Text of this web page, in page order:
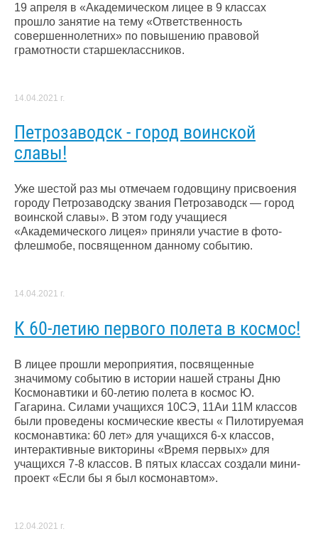
19 апреля в «Академическом лицее​ в 9 классах
прошло занятие на тему «Ответственность
совершеннолетних» по повышению правовой
грамотности старшеклассников.
14.04.2021 г.
Петрозаводск - город воинской
славы!
Уже шестой раз мы отмечаем годовщину присвоения
городу Петрозаводску звания Петрозаводск —​ город​
воинской славы». В этом году учащиеся
«Академического лицея» приняли участие в фото-
флешмобе, посвященном​ данному событию.
14.04.2021 г.
К 60-летию первого полета в космос!
В​ лицее прошли мероприятия, посвященные
значимому событию в истории нашей страны Дню
Космонавтики и 60-летию полета в космос Ю.
Гагарина. Силами учащихся 10СЭ, 11Аи 11М классов
были проведены космические квесты « Пилотируемая
космонавтика: 60 лет» для учащихся 6-х классов,
интерактивные викторины «Время первых» для
учащихся 7-8 классов. В пятых классах создали мини-
проект «Если бы я был космонавтом».
12.04.2021 г.